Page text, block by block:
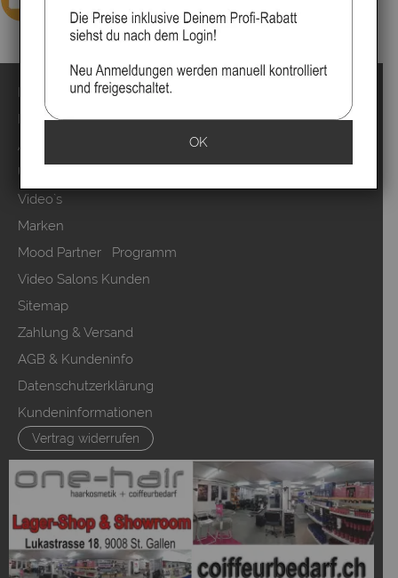
Impressum
Kontakt
Anmelden
Über uns
Video`s
Marken
Mood Partner Programm
Video Salons Kunden
Sitemap
Zahlung & Versand
AGB & Kundeninfo
Datenschutzerklärung
Kundeninformationen
Vertrag widerrufen
OK